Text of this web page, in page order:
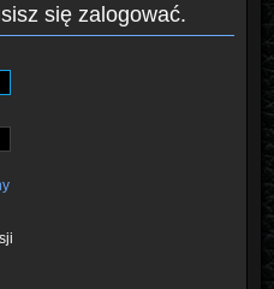
się zalogować.